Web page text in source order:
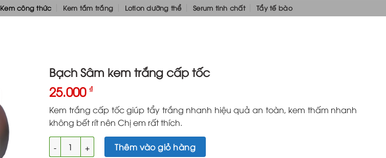
Kem công thức Kem tắm trắng Lotion dưỡng thể Serum tinh chất Tẩy tế bào
Bạch Sâm kem trắng cấp tốc
25.000 ₫
Kem trắng cấp tốc giúp tẩy trắng nhanh hiệu quả an toàn, kem thấm nhanh
không bết rít nên Chị em rất thích.
Bạch Sâm kem trắng cấp tốc số lượng
Thêm vào giỏ hàng